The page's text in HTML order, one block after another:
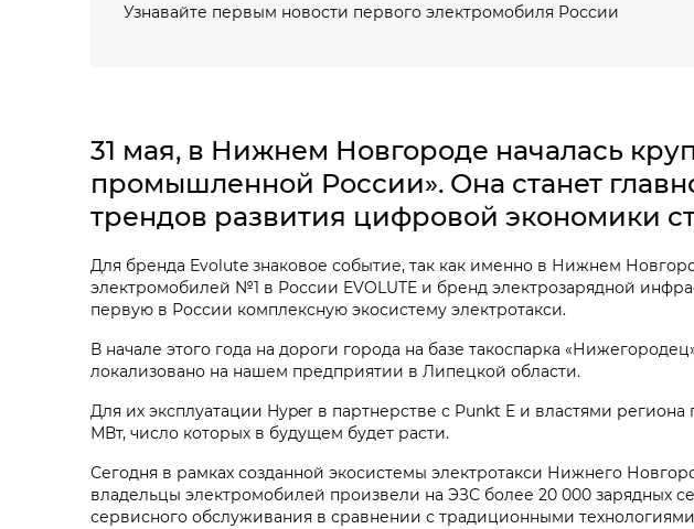
Узнавайте первым новости первого электромобиля России
31 мая, в Нижнем Новгороде началась
промышленной России». Она станет
трендов развития цифровой экономики
Для бренда Evolute знаковое событие, так как именно в Нижнем
электромобилей №1 в России EVOLUTE и бренд электрозарядной
первую в России комплексную экосистему электротакси.
В начале этого года на дороги города на базе такоспарка
локализовано на нашем предприятии в Липецкой области.
Для их эксплуатации Hyper в партнерстве с Punkt E и властями
МВт, число которых в будущем будет расти.
Сегодня в рамках созданной экосистемы электротакси Нижнего
владельцы электромобилей произвели на ЭЗС более 20 000 зарядных
сервисного обслуживания в сравнении с традиционными